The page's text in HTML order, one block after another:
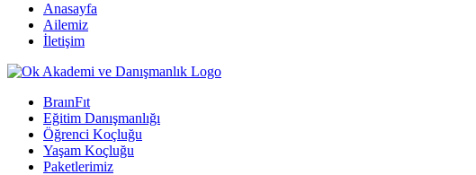
Anasayfa
Ailemiz
İletişim
BraınFıt
Eğitim Danışmanlığı
Öğrenci Koçluğu
Yaşam Koçluğu
Paketlerimiz